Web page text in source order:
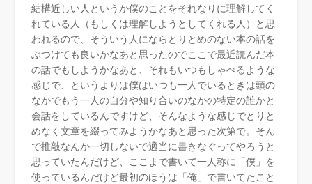
結構近しい人というか僕のことをそれなりに理解してく
れている人（もしくは理解しようとしてくれる人）と思
われるので、そういう人にならとりとめのない本の話を
ぶつけても良いかなあと思ったのでここで最近読んだ本
の話でもしようかなあと、それもいつもしゃべるような
感じで、というよりは僕はいつも一人でいるときは頭の
なかでもう一人の自分や知り合いのなかの特定の誰かと
会話をしているんですけど、そんなような感じでとりと
めなく文章を綴ってみようかなあと思った次第で。そん
で推敲なんか一切しないで適当に書きなぐってやろうと
思っていたんだけど、ここまで書いて一人称に「僕」を
使っているんだけど最初のほうは「俺」で書いてたこと